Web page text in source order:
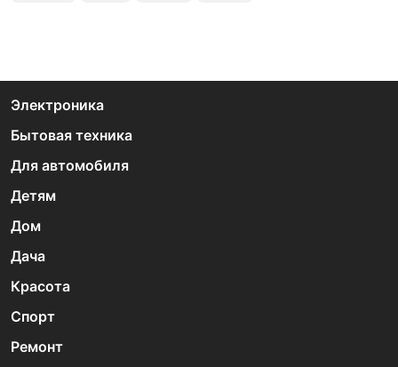
Электроника
Бытовая техника
Для автомобиля
Детям
Дом
Дача
Красота
Спорт
Ремонт